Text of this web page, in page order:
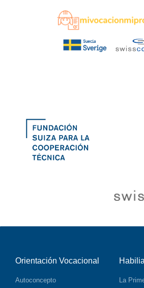
Orientación Vocacional
Autoconcepto
La